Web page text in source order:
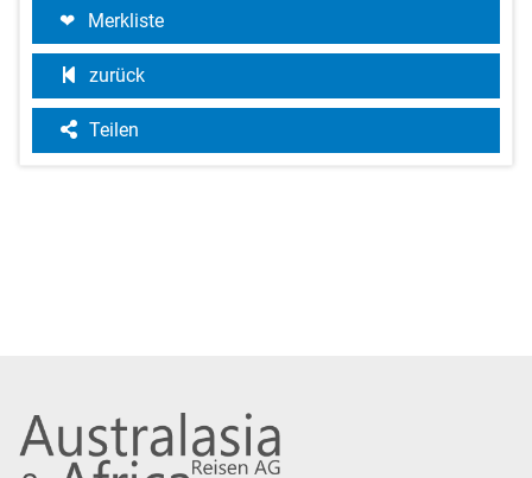
Merkliste
zurück
Teilen